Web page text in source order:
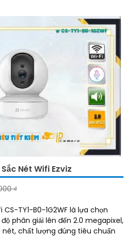
Nét Wifi Ezviz
₫
TY1-B0-1G2WF là lựa chọn
phân giải lên đến 2.0 megapixel,
nét, chất lượng đúng tiêu chuẩn